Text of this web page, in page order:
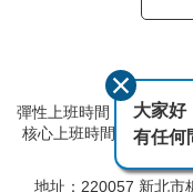
彈性上班時間：
核心上班時間：星期一
地址：220057 新北市
大家好
有任何